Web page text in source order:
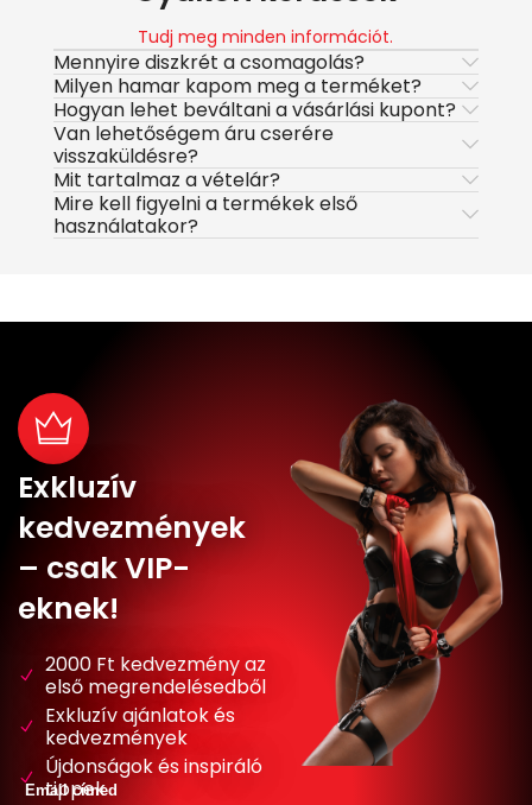
Tudj meg minden információt.
Mennyire diszkrét a csomagolás?
Milyen hamar kapom meg a terméket?
Hogyan lehet beváltani a vásárlási kupont?
Van lehetőségem áru cserére
visszaküldésre?
Mit tartalmaz a vételár?
Mire kell figyelni a termékek első
használatakor?
Exkluzív
kedvezmények
– csak VIP-
eknek!
2000 Ft kedvezmény az
első megrendelésedből
Exkluzív ajánlatok és
kedvezmények
Újdonságok és inspiráló
tippek
Email címed